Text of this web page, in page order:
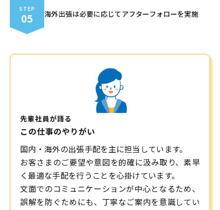
STEP
05 海外出張は必要に応じてアフターフォローを実施
先輩社員が語る
この仕事のやりがい
国内・海外の出張手配を主に担当しています。
お客さまのご要望や意図を的確に汲み取り、素早
く最適な手配を行うことを心掛けています。
文面でのコミュニケーションが中心となるため、
誤解を防ぐためにも、丁寧なご案内を意識してい